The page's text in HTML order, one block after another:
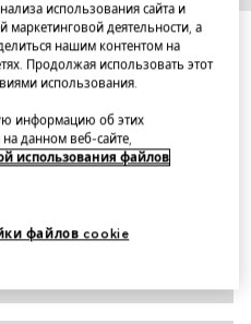
в виде бабочки
использования сайта и
деятельности, а
нашим контентом на
Продолжая использовать этот
использования.
информацию об этих
данном веб-сайте,
использования файлов
файлов cookie